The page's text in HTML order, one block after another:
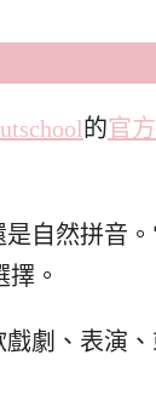
的官
自然拼音
。
劇、表演